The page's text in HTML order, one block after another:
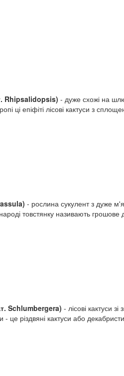
Rhipsalidopsis) - дуже схожі на
ці епіфіті лісові кактуси з
- рослина сукулент з дуже
товстянку називають грошове
Schlumbergera) - лісові кактуси
різдвяні кактуси або